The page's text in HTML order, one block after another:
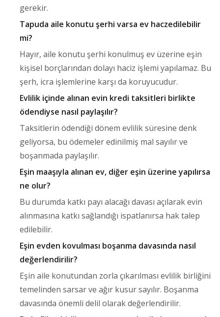
gerekir.
Tapuda aile konutu şerhi varsa ev haczedilebilir
mi?
Hayır, aile konutu şerhi konulmuş ev üzerine eşin
kişisel borçlarından dolayı haciz işlemi yapılamaz. Bu
şerh, icra işlemlerine karşı da koruyucudur.
Evlilik içinde alınan evin kredi taksitleri birlikte
ödendiyse nasıl paylaşılır?
Taksitlerin ödendiği dönem evlilik süresine denk
geliyorsa, bu ödemeler edinilmiş mal sayılır ve
boşanmada paylaşılır.
Eşin maaşıyla alınan ev, diğer eşin üzerine yapılırsa
ne olur?
Bu durumda katkı payı alacağı davası açılarak evin
alınmasına katkı sağlandığı ispatlanırsa hak talep
edilebilir.
Eşin evden kovulması boşanma davasında nasıl
değerlendirilir?
Eşin aile konutundan zorla çıkarılması evlilik birliğini
temelinden sarsar ve ağır kusur sayılır. Boşanma
davasında önemli delil olarak değerlendirilir.